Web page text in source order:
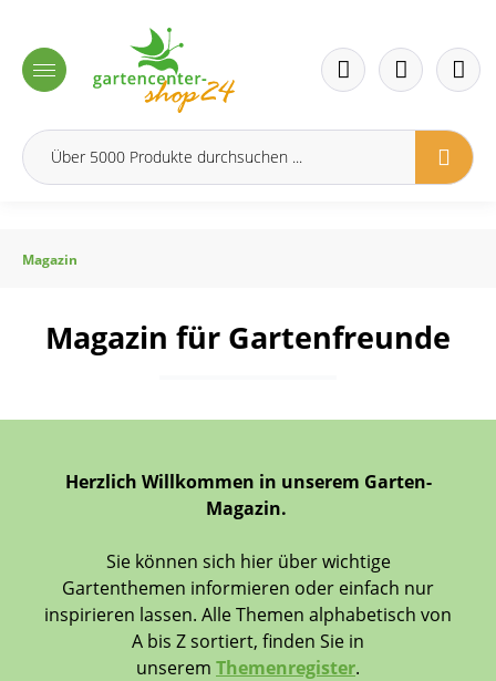
Magazin
Magazin für Gartenfreunde
Herzlich Willkommen in unserem Garten-
Magazin.
Sie können sich hier über wichtige
Gartenthemen informieren oder einfach nur
inspirieren lassen. Alle Themen alphabetisch von
A bis Z sortiert, finden Sie in
unserem Themenregister.